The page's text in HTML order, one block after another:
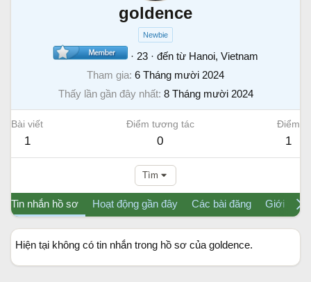
goldence
Newbie
· 23 · đến từ Hanoi, Vietnam
Tham gia 6 Tháng mười 2024
Thấy lần gần đây nhất 8 Tháng mười 2024
Bài viết
1
Điểm tương tác
0
Điểm
1
Tìm
Tin nhắn hồ sơ Hoạt động gần đây Các bài đăng Giới thiệu
Hiện tại không có tin nhắn trong hồ sơ của goldence.